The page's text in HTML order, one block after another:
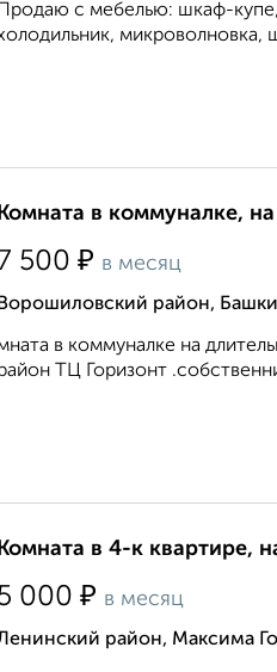
с мебелью: шкаф-
микроволновка,
Комната в коммуналке,
500 ₽ в месяц
район,
в коммуналке на
ТЦ Горизонт
Комната в 4-к квартире,
000 ₽ в месяц
район, Максима